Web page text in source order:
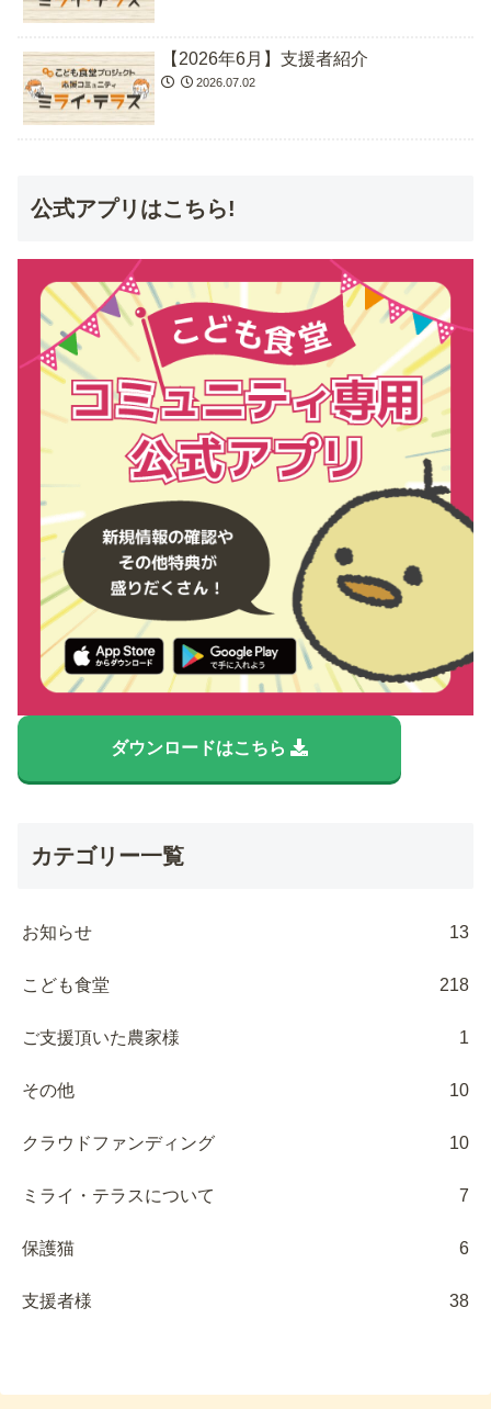
【2026年6月】支援者紹介
2026.07.02
公式アプリはこちら!
ダウンロードはこちら
カテゴリー一覧
お知らせ 13
こども食堂 218
ご支援頂いた農家様 1
その他 10
クラウドファンディング 10
ミライ・テラスについて 7
保護猫 6
支援者様 38